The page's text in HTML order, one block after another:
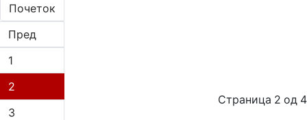
Почеток
Пред
1
2
3
Страница 2 од 4